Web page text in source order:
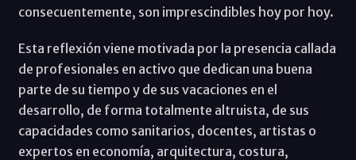
consecuentemente, son imprescindibles hoy por hoy.
Esta reflexión viene motivada por la presencia callada
de profesionales en activo que dedican una buena
parte de su tiempo y de sus vacaciones en el
desarrollo, de forma totalmente altruista, de sus
capacidades como sanitarios, docentes, artistas o
expertos en economía, arquitectura, costura,